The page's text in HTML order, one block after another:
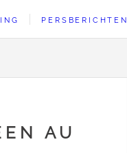
PERSBERICHTEN
AU